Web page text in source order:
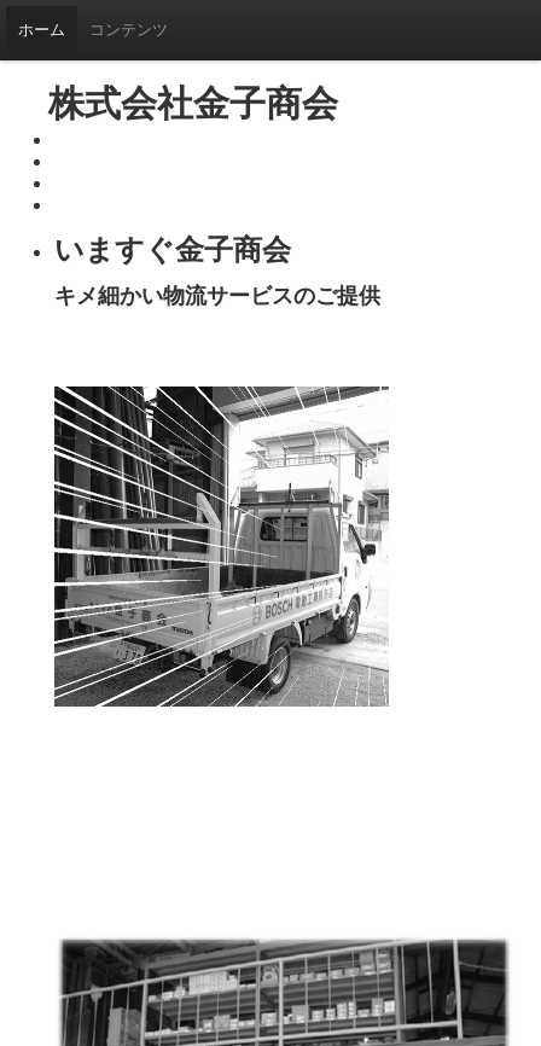
ホーム コンテンツ
株式会社金子商会
いますぐ金子商会
キメ細かい物流サービスのご提供